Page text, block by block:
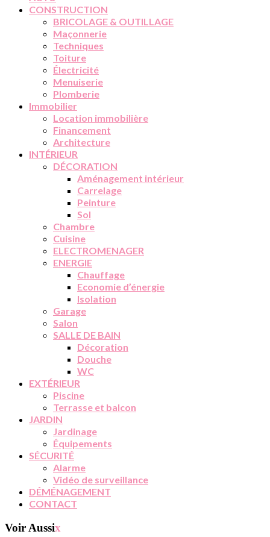
CONSTRUCTION
BRICOLAGE & OUTILLAGE
Maçonnerie
Techniques
Toiture
Électricité
Menuiserie
Plomberie
Immobilier
Location immobilière
Financement
Architecture
INTÉRIEUR
DÉCORATION
Aménagement intérieur
Carrelage
Peinture
Sol
Chambre
Cuisine
ELECTROMENAGER
ENERGIE
Chauffage
Economie d’énergie
Isolation
Garage
Salon
SALLE DE BAIN
Décoration
Douche
WC
EXTÉRIEUR
Piscine
Terrasse et balcon
JARDIN
Jardinage
Équipements
SÉCURITÉ
Alarme
Vidéo de surveillance
DÉMÉNAGEMENT
CONTACT
Voir Aussix